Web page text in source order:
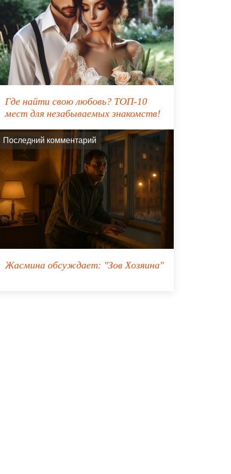
Где найти свою любовь? ТОП-10
мест для незабываемых знакомств!
Последний комментарий
Жасмина обсуждает: "Зов Хозяина"